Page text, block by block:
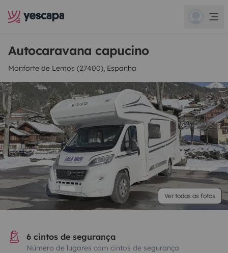
Autocaravana capucino
Monforte de Lemos (27400), Espanha
Ver todas as fotos
6 cintos de segurança
Número de lugares com cintos de segurança